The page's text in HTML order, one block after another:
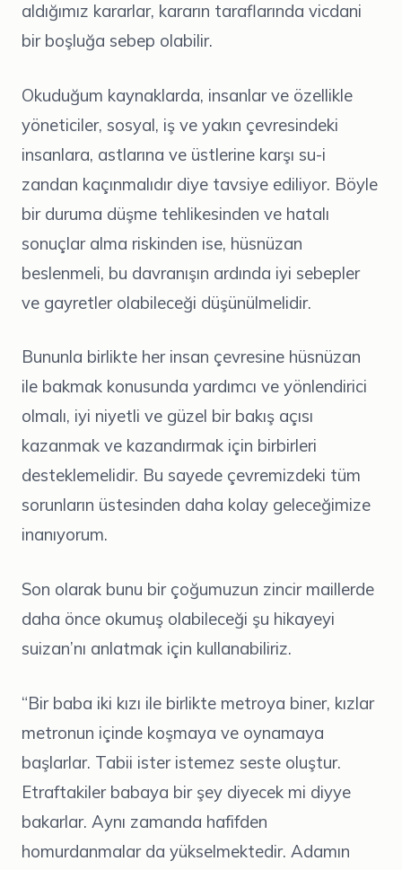
aldığımız kararlar, kararın taraflarında vicdani
bir boşluğa sebep olabilir.
Okuduğum kaynaklarda, insanlar ve özellikle
yöneticiler, sosyal, iş ve yakın çevresindeki
insanlara, astlarına ve üstlerine karşı su-i
zandan kaçınmalıdır diye tavsiye ediliyor. Böyle
bir duruma düşme tehlikesinden ve hatalı
sonuçlar alma riskinden ise, hüsnüzan
beslenmeli, bu davranışın ardında iyi sebepler
ve gayretler olabileceği düşünülmelidir.
Bununla birlikte her insan çevresine hüsnüzan
ile bakmak konusunda yardımcı ve yönlendirici
olmalı, iyi niyetli ve güzel bir bakış açısı
kazanmak ve kazandırmak için birbirleri
desteklemelidir. Bu sayede çevremizdeki tüm
sorunların üstesinden daha kolay geleceğimize
inanıyorum.
Son olarak bunu bir çoğumuzun zincir maillerde
daha önce okumuş olabileceği şu hikayeyi
suizan’nı anlatmak için kullanabiliriz.
“Bir baba iki kızı ile birlikte metroya biner, kızlar
metronun içinde koşmaya ve oynamaya
başlarlar. Tabii ister istemez seste oluştur.
Etraftakiler babaya bir şey diyecek mi diyye
bakarlar. Aynı zamanda hafifden
homurdanmalar da yükselmektedir. Adamın